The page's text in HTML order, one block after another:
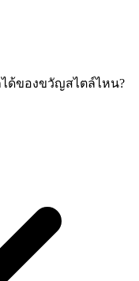
ด้ของขวัญสไตล์ไหน?